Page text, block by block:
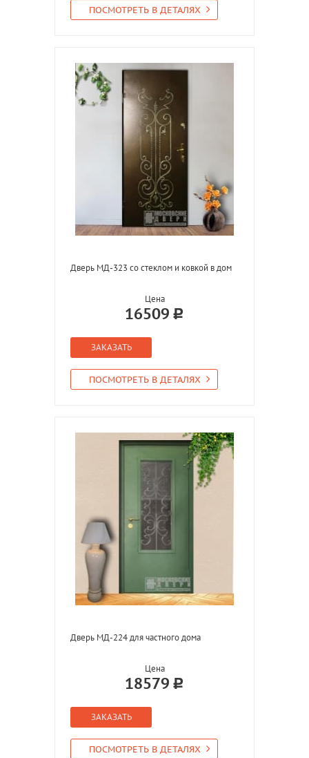
ПОСМОТРЕТЬ В ДЕТАЛЯХ
Дверь МД-323 со стеклом и ковкой в дом
Цена
16509
ЗАКАЗАТЬ
ПОСМОТРЕТЬ В ДЕТАЛЯХ
Дверь МД-224 для частного дома
Цена
18579
ЗАКАЗАТЬ
ПОСМОТРЕТЬ В ДЕТАЛЯХ